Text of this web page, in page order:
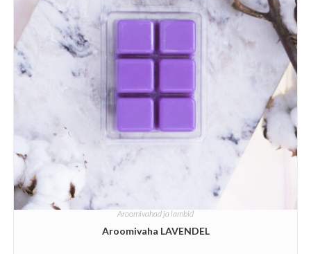
Aroomivahad ja lambid
Aroomivaha LAVENDEL